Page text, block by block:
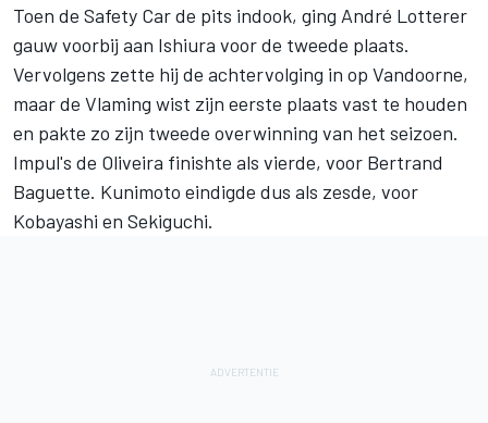
Toen de Safety Car de pits indook, ging André Lotterer
gauw voorbij aan Ishiura voor de tweede plaats.
Vervolgens zette hij de achtervolging in op Vandoorne,
maar de Vlaming wist zijn eerste plaats vast te houden
en pakte zo zijn tweede overwinning van het seizoen.
Impul's de Oliveira finishte als vierde, voor Bertrand
Baguette. Kunimoto eindigde dus als zesde, voor
Kobayashi en Sekiguchi.